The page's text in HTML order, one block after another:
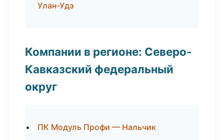
Улан-Удэ
Компании в регионе: Северо-
Кавказский федеральный
округ
ПК Модуль Профи — Нальчик